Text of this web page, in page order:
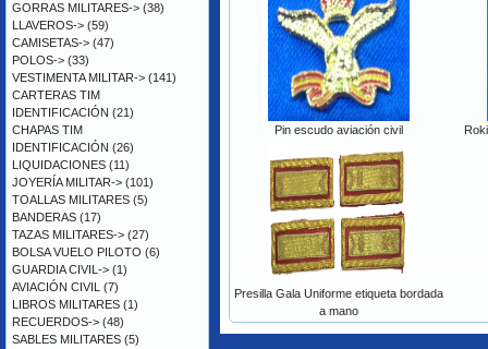
Pin escudo aviación civil
Presilla Gala Uniforme etiqueta bordada
a mano
GORRAS MILITARES-> (38)
LLAVEROS-> (59)
CAMISETAS-> (47)
POLOS-> (33)
VESTIMENTA MILITAR-> (141)
CARTERAS TIM
IDENTIFICACIÓN (21)
CHAPAS TIM
IDENTIFICACIÓN (26)
LIQUIDACIONES (11)
JOYERÍA MILITAR-> (101)
TOALLAS MILITARES (5)
BANDERAS (17)
TAZAS MILITARES-> (27)
BOLSA VUELO PILOTO (6)
GUARDIA CIVIL-> (1)
AVIACIÓN CIVIL (7)
LIBROS MILITARES (1)
RECUERDOS-> (48)
SABLES MILITARES (5)